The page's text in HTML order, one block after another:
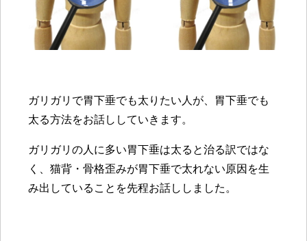
ガリガリで胃下垂でも太りたい人が、胃下垂でも
太る方法をお話ししていきます。
ガリガリの人に多い胃下垂は太ると治る訳ではな
く、猫背・骨格歪みが胃下垂で太れない原因を生
み出していることを先程お話ししました。